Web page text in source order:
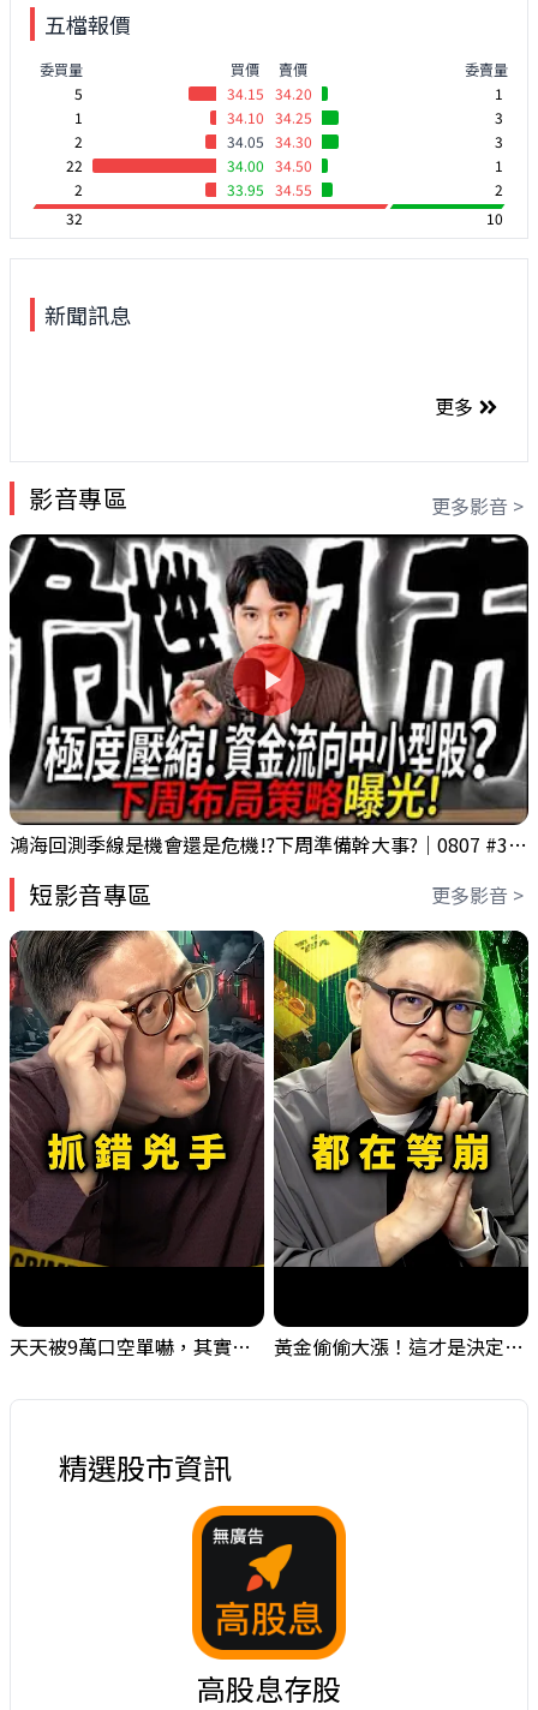
五檔報價
委買量
買價
5
34.15
1
34.10
2
34.05
22
34.00
2
33.95
賣價
委賣量
34.20
1
34.25
3
34.30
3
34.50
1
34.55
2
32
10
新聞訊息
更多
影音專區 更多影音 >
鴻海回測季線是機會還是危機!?下周準備幹大事?｜0807 #3661 #2317 #2317鴻海
短影音專區 更多影音 >
天天被9萬口空單嚇，其實你盯錯地方了｜Mr.Jimmy高志銘 #台股 #外資期貨 #融資 黃金偷偷大漲！這才是決定台股生死的「真風向球」！｜Mr.Jimmy高志銘 #黃金 #美元指數 #聯準會
精選股市資訊
高股息存股